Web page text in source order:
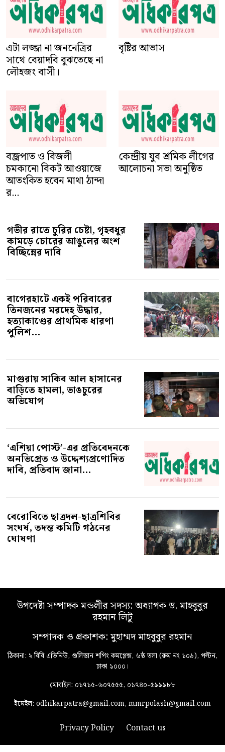
এটা লজ্জা না জননেত্রির
সাথে বেয়াদবি বুঝতেছে না
লৌহজং বাসী।
বৃষ্টির আভাস
বজ্রপাত ও বিজলী
চমকানো বিকট আওয়াজে
আতংকিত হবেন মাথা ঠান্দা
র...
কেন্দ্রীয় যুব শ্রমিক লীগের
আলোচনা সভা অনুষ্ঠিত
গভীর রাতে চুরির চেষ্টা, গৃহবধূর
কামড়ে চোরের আঙুলের অংশ
বিচ্ছিন্নের দাবি
বাগেরহাটে একই পরিবারের
তিনজনের মরদেহ উদ্ধার,
হত্যাকাণ্ডের প্রাথমিক ধারণা
পুলিশ...
মাগুরায় সাকিব আল হাসানের
বাড়িতে হামলা, ভাঙচুরের
অভিযোগ
‘এশিয়া পোস্ট’-এর প্রতিবেদনকে
অনভিপ্রেত ও উদ্দেশ্যপ্রণোদিত
দাবি, প্রতিবাদ জানা...
বেরোবিতে ছাত্রদল-ছাত্রশিবির
সংঘর্ষ, তদন্ত কমিটি গঠনের
ঘোষণা
উপদেষ্টা সম্পাদক মন্ডলীর সদস্য: অধ্যাপক ড. মাহবুবুর
রহমান লিটু
সম্পাদক ও প্রকাশক: মুহাম্মদ মাহবুবুর রহমান
ঠিকানা: ২ বিবি এভিনিউ, গুলিস্তান শপিং কমপ্লেক্স, ৬ষ্ঠ তলা (রুম নং ১০৯), পল্টন,
ঢাকা ১০০০।
মোবাইল: ০১৭১৫-৬০৭৫৫৫, ০১৭৪০-৫৯৯৯৮৮
ইমেইল: odhikarpatra@gmail.com, mmrpolash@gmail.com
Privacy Policy Contact us